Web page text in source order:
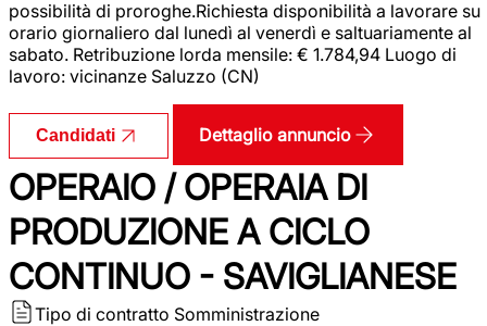
possibilità di proroghe.Richiesta disponibilità a lavorare su
orario giornaliero dal lunedì al venerdì e saltuariamente al
sabato. Retribuzione lorda mensile: € 1.784,94 Luogo di
lavoro: vicinanze Saluzzo (CN)
Candidati Dettaglio annuncio
OPERAIO / OPERAIA DI
PRODUZIONE A CICLO
CONTINUO - SAVIGLIANESE
Tipo di contratto Somministrazione